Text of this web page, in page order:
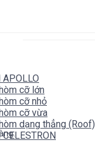
APOLLO
cỡ lớn
cỡ nhỏ
cỡ vừa
dạng thẳng (Roof)